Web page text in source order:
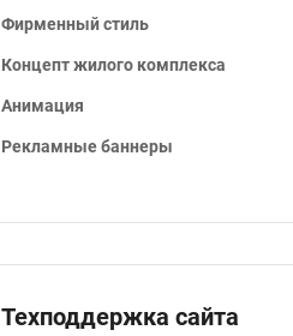
Фирменный стиль
Концепт жилого комплекса
Анимация
Рекламные баннеры
Техподдержка сайта